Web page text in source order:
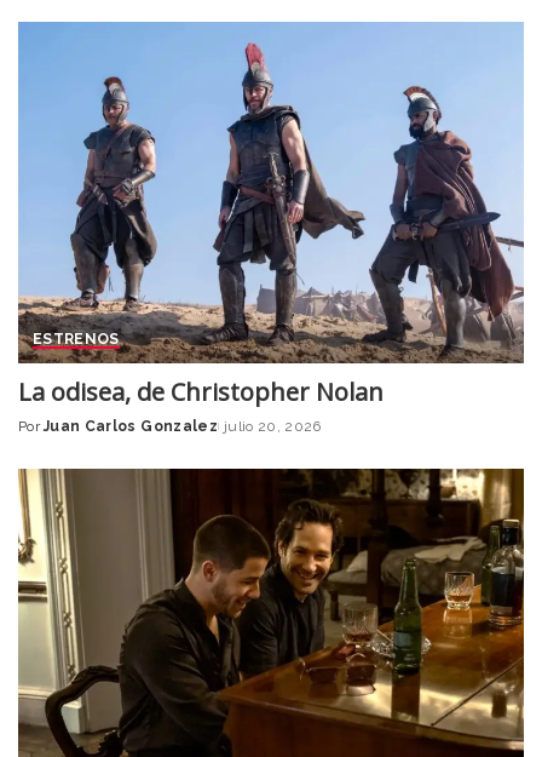
ESTRENOS
La odisea, de Christopher Nolan
Posted
Por Juan Carlos Gonzalez julio 20, 2026